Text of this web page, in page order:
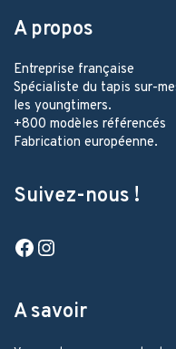
A propos
Entreprise française
Spécialiste du tapis sur-
les youngtimers.
+800 modèles référencés
Fabrication européenne.
Suivez-nous !
Facebook
A savoir